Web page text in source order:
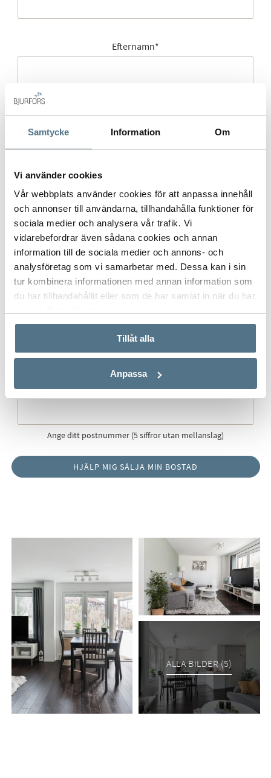
Samtycke Information Om
Vi använder cookies
Vår webbplats använder cookies för att anpassa innehåll
och annonser till användarna, tillhandahålla funktioner för
sociala medier och analysera vår trafik. Vi
vidarebefordrar även sådana cookies och annan
information till de sociala medier och annons- och
analysföretag som vi samarbetar med. Dessa kan i sin
tur kombinera informationen med annan information som
du har tillhandahållit eller som de har samlat in när du har
Tillåt alla
Anpassa
Efternamn*
Mobilnummer*
Gatuadress (Välj adress)*
Postort*
Ange ditt postnummer (5 siffror utan mellanslag)
ALLA BILDER (5)